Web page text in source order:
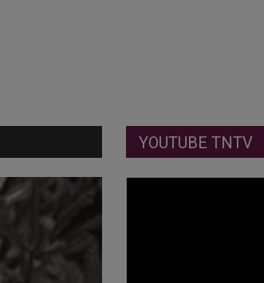
YOUTUBE TNTV